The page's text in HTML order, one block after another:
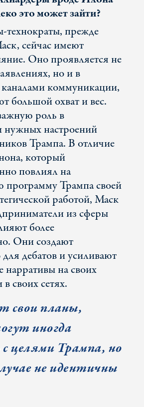
это может зайти?
прежде
сейчас имеют
Оно проявляется не
но и в
коммуникации,
большой охват и вес.
роль в
нужных настроений
Трампа. В отличие
который
повлиял на
программу Трампа своей
работой, Маск
из сферы
более
Они создают
дебатов и усиливают
нарративы на своих
своих сетях.
свои планы,
иногда
целями Трампа, но
не идентичны